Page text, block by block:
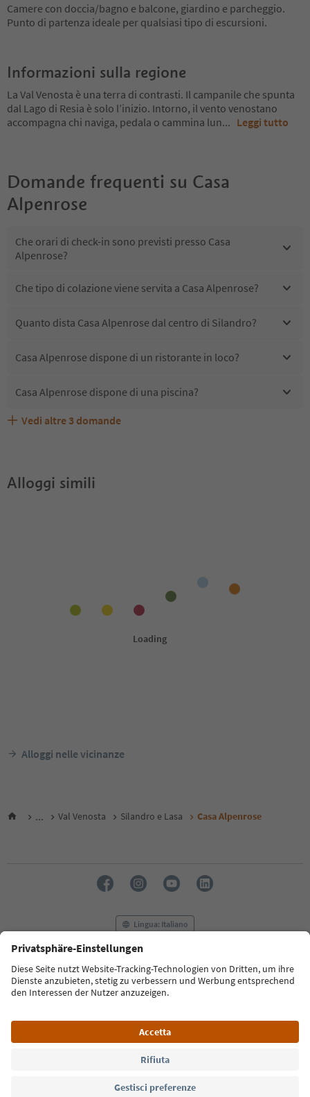
Camere con doccia/bagno e balcone, giardino e parcheggio.
Punto di partenza ideale per qualsiasi tipo di escursioni.
Informazioni sulla regione
La Val Venosta è una terra di contrasti. Il campanile che spunta
dal Lago di Resia è solo l’inizio. Intorno, il vento venostano
accompagna chi naviga, pedala o cammina lun... Leggi tutto
Domande frequenti su Casa
Alpenrose
Che orari di check-in sono previsti presso Casa
Alpenrose?
Che tipo di colazione viene servita a Casa Alpenrose?
Quanto dista Casa Alpenrose dal centro di Silandro?
Casa Alpenrose dispone di un ristorante in loco?
Casa Alpenrose dispone di una piscina?
Casa Alpenrose accetta animali domestici?
Quali servizi/attività sono disponibili presso Casa
Gli ospiti di Casa Alpenrose ricevono l'Alto Adige Guest
Vedi altre 3 domande
Alloggi simili
Alloggi nelle vicinanze
... Val Venosta Silandro e Lasa Casa Alpenrose
Lingua: Italiano
FAQ Contatti Press MICE
Privacy Policy
Termini e condizioni
Crediti
Cookie Policy
Alto Adige B2B